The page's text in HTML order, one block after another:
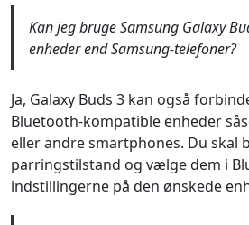
Kan jeg bruge Samsung Galaxy
enheder end Samsung-telefoner?
Ja, Galaxy Buds 3 kan også
Bluetooth-kompatible enheder
eller andre smartphones. Du skal
parringstilstand og vælge dem i
indstillingerne på den ønskede